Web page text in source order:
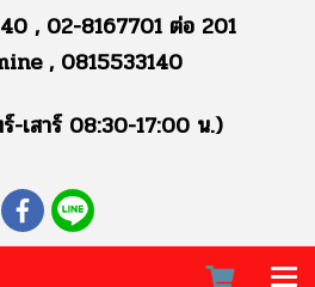
, 02-8167701 ต่อ 201
, 0815533140
-เสาร์ 08:30-17:00 น.)